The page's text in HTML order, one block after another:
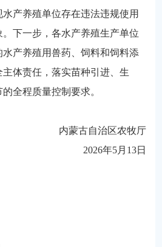
产养殖单位存在违法违规使用
下一步，各水产养殖生产单位
产养殖用兽药、饲料和饲料添
体责任，落实苗种引进、生
全程质量控制要求。
内蒙古自治区农牧厅
2026年5月13日